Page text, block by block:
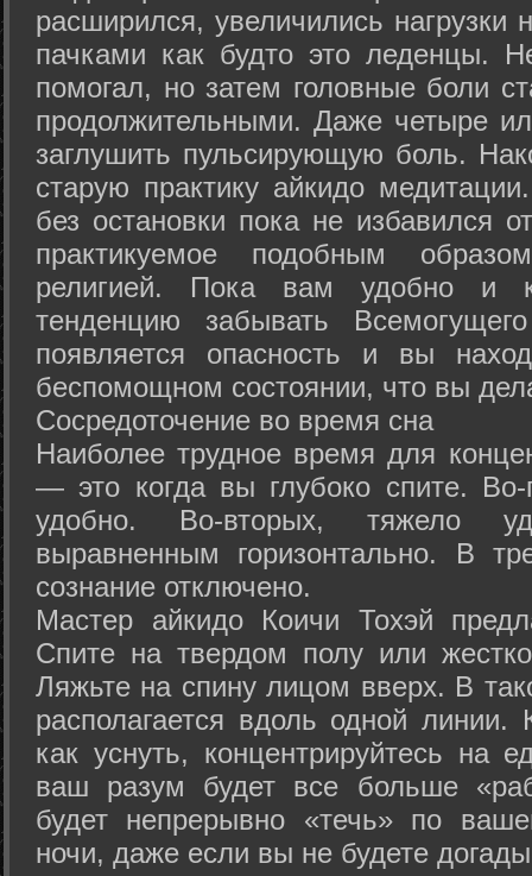
расширился, увеличились нагрузки
пачками как будто это леденцы.
помогал, но затем головные боли
продолжительными. Даже четыре
заглушить пульсирующую боль.
старую практику айкидо
без остановки пока не избавился
практикуемое подобным
религией. Пока вам удобно и
тенденцию забывать
появляется опасность и вы
беспомощном состоянии, что вы
Сосредоточение во время сна
Наиболее трудное время для
— это когда вы глубоко спите.
удобно. Во-вторых, тяжело
выравненным горизонтально. В
сознание отключено.
Мастер айкидо Коичи Тохэй
Спите на твердом полу или
Ляжьте на спину лицом вверх. В
располагается вдоль одной
как уснуть, концентрируйтесь на
ваш разум будет все больше
будет непрерывно «течь» по
ночи, даже если вы не будете